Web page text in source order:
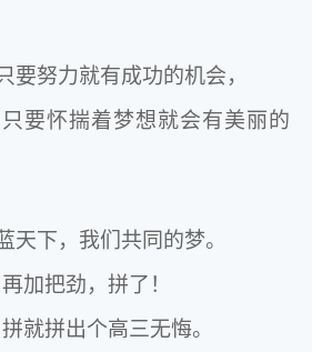
要努力就有成功的机会，
只要怀揣着梦想就会有美丽的
天下，我们共同的梦。
再加把劲，拼了！
拼就拼出个高三无悔。